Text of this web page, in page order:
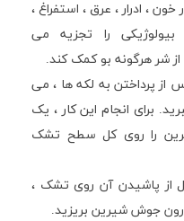
، ادرار ، عرق ، استفراغ ،
را تجزیه می
شر هرگونه بو کمک کند.
از پرداختن به لکه ها ، می
. برای انجام این کار ، یک
را روی کل سطح تشک
از پاشیدن آن روی تشک ،
جوش شیرین بریزید.